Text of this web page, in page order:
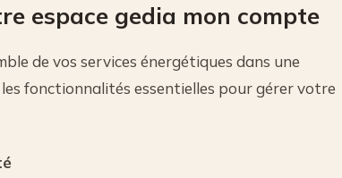
espace gedia mon compte
de vos services énergétiques dans une
fonctionnalités essentielles pour gérer votre